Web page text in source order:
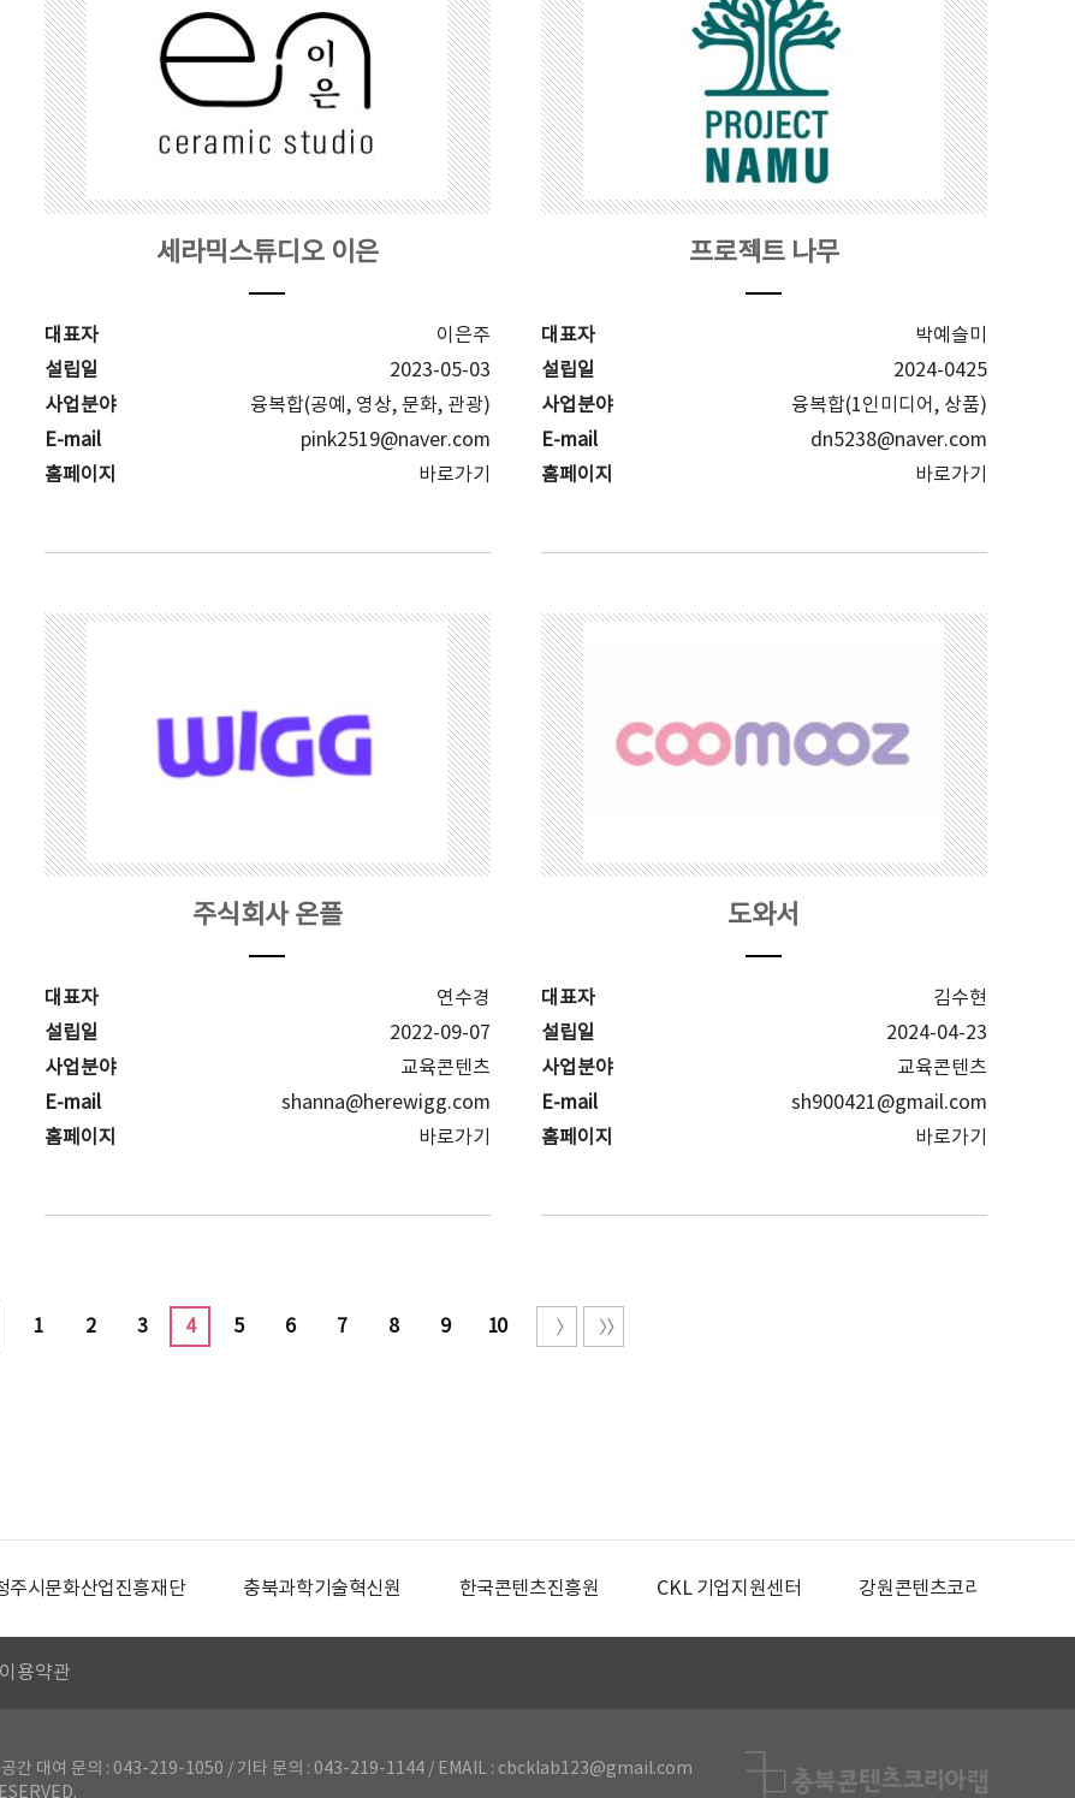
세라믹스튜디오 이은
대표자
이은주
설립일
2023-05-03
사업분야
융복합(공예, 영상, 문화, 관광)
E-mail
pink2519@naver.com
홈페이지
바로가기
프로젝트 나무
대표자
박예슬미
설립일
2024-0425
사업분야
융복합(1인미디어, 상품)
E-mail
dn5238@naver.com
홈페이지
바로가기
주식회사 온플
대표자
연수경
설립일
2022-09-07
사업분야
교육콘텐츠
E-mail
shanna@herewigg.com
홈페이지
바로가기
도와서
대표자
김수현
설립일
2024-04-23
사업분야
교육콘텐츠
E-mail
sh900421@gmail.com
홈페이지
바로가기
1 2 3 4 5 6 7 8 9 10
주시문화산업진흥재단 충북과학기술혁신원 한국콘텐츠진흥원 CKL 기업지원센터 강원콘텐츠코리아랩
이용약관
-공간 대여 문의 : 043-219-1050 / 기타 문의 : 043-219-1144 / EMAIL : cbcklab123@gmail.com